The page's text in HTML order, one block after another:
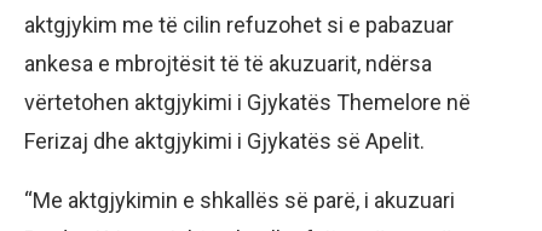
aktgjykim me të cilin refuzohet si e pabazuar
ankesa e mbrojtësit të të akuzuarit, ndërsa
vërtetohen aktgjykimi i Gjykatës Themelore në
Ferizaj dhe aktgjykimi i Gjykatës së Apelit.
“Me aktgjykimin e shkallës së parë, i akuzuari